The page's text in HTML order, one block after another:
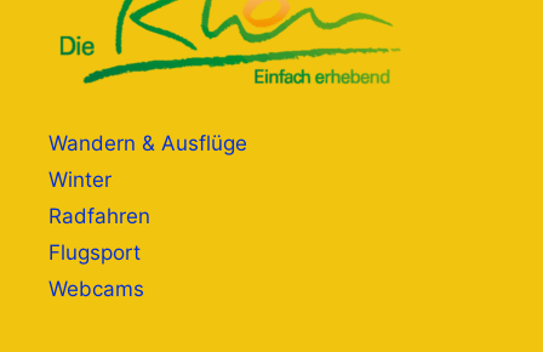
Wandern & Ausflüge
Winter
Radfahren
Flugsport
Webcams